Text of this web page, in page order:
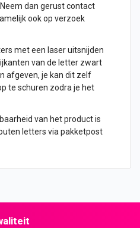
dan gerust contact
ook op verzoek
met een laser uitsnijden
van de letter zwart
afgeven, je kan dit zelf
te schuren zodra je het
van het product is
letters via pakketpost